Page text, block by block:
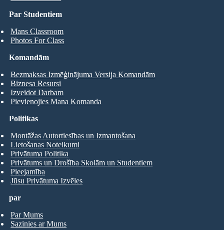
Par Studentiem
Mans Classroom
Photos For Class
Komandām
Bezmaksas Izmēģinājuma Versija Komandām
Biznesa Resursi
Izveidot Darbam
Pievienojies Mana Komanda
par
Par Mums
Sazinies ar Mums
Politikas
Montāžas Autortiesības un Izmantošana
Lietošanas Noteikumi
Privātuma Politika
Privātums un Drošība Skolām un Studentiem
Pieejamība
Jūsu Privātuma Izvēles